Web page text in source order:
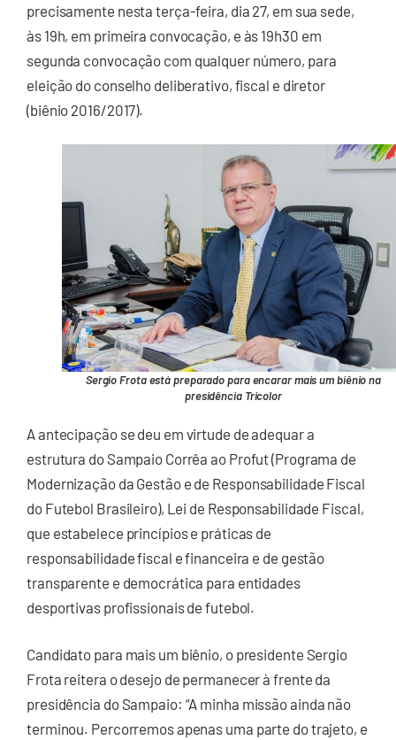
precisamente nesta terça-feira, dia 27, em sua sede,
às 19h, em primeira convocação, e às 19h30 em
segunda convocação com qualquer número, para
eleição do conselho deliberativo, fiscal e diretor
(biênio 2016/2017).
Sergio Frota está preparado para encarar mais um biênio na
presidência Tricolor
A antecipação se deu em virtude de adequar a
estrutura do Sampaio Corrêa ao Profut (Programa de
Modernização da Gestão e de Responsabilidade Fiscal
do Futebol Brasileiro), Lei de Responsabilidade Fiscal,
que estabelece princípios e práticas de
responsabilidade fiscal e financeira e de gestão
transparente e democrática para entidades
desportivas profissionais de futebol.
Candidato para mais um biênio, o presidente Sergio
Frota reitera o desejo de permanecer à frente da
presidência do Sampaio: “A minha missão ainda não
terminou. Percorremos apenas uma parte do trajeto, e